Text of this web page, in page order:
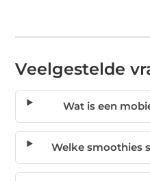
Veelgestelde
Wat is een
Welke smoothies